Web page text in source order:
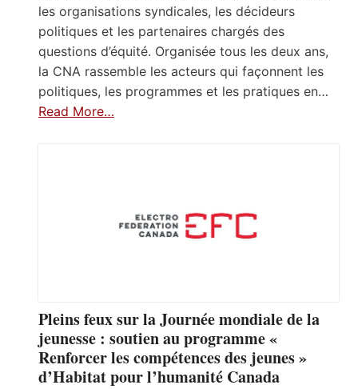
les organisations syndicales, les décideurs
politiques et les partenaires chargés des
questions d’équité. Organisée tous les deux ans,
la CNA rassemble les acteurs qui façonnent les
politiques, les programmes et les pratiques en…
Read More…
Pleins feux sur la Journée mondiale de la
jeunesse : soutien au programme «
Renforcer les compétences des jeunes »
d’Habitat pour l’humanité Canada